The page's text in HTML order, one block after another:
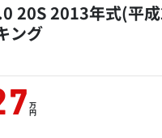
20S 2013年式(平
ング
万
円